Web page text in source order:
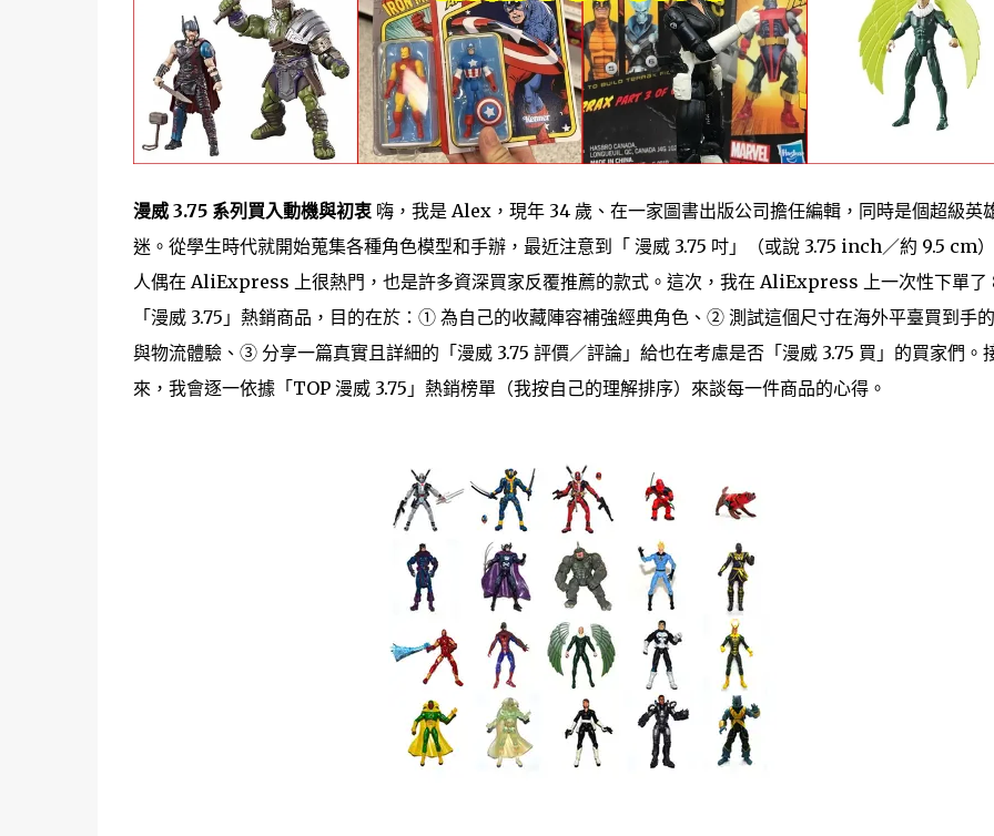
漫威 3.75 系列買入動機與初衷嗨，我是 Alex，現年 34 歲、在一家圖書出版公司擔任編輯，同時是個超級英
迷。從學生時代就開始蒐集各種角色模型和手辦，最近注意到「 漫威 3.75 吋」（或說 3.75 inch／約 9.5 cm
人偶在 AliExpress 上很熱門，也是許多資深買家反覆推薦的款式。這次，我在 AliExpress 上一次性下單了
「漫威 3.75」熱銷商品，目的在於：① 為自己的收藏陣容補強經典角色、② 測試這個尺寸在海外平臺買到手
與物流體驗、③ 分享一篇真實且詳細的「漫威 3.75 評價／評論」給也在考慮是否「漫威 3.75 買」的買家們。
來，我會逐一依據「TOP 漫威 3.75」熱銷榜單（我按自己的理解排序）來談每一件商品的心得。